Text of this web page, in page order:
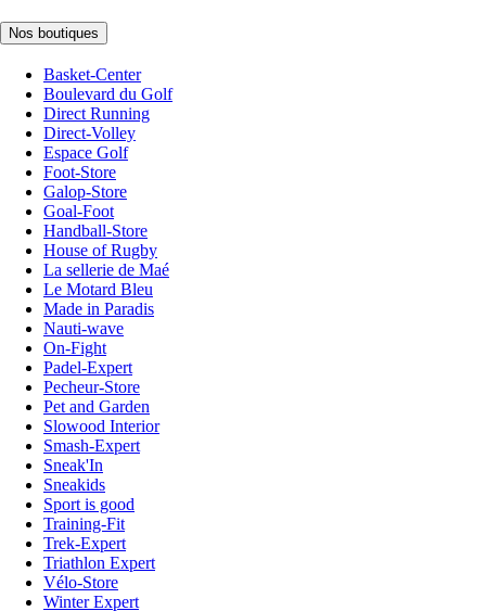
Nos boutiques
Basket-Center
Boulevard du Golf
Direct Running
Direct-Volley
Espace Golf
Foot-Store
Galop-Store
Goal-Foot
Handball-Store
House of Rugby
La sellerie de Maé
Le Motard Bleu
Made in Paradis
Nauti-wave
On-Fight
Padel-Expert
Pecheur-Store
Pet and Garden
Slowood Interior
Smash-Expert
Sneak'In
Sneakids
Sport is good
Training-Fit
Trek-Expert
Triathlon Expert
Vélo-Store
Winter Expert